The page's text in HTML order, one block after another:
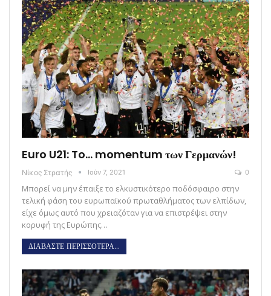
Euro U21: To… momentum των Γερμανών!
Νίκος Στρατής Ιούν 7, 2021 0
Μπορεί να μην έπαιξε το ελκυστικότερο ποδόσφαιρο στην
τελική φάση του ευρωπαϊκού πρωταθλήματος των ελπίδων,
είχε όμως αυτό που χρειαζόταν για να επιστρέψει στην
κορυφή της Ευρώπης…
ΔΙΑΒΑΣΤΕ ΠΕΡΙΣΣΟΤΕΡΑ...